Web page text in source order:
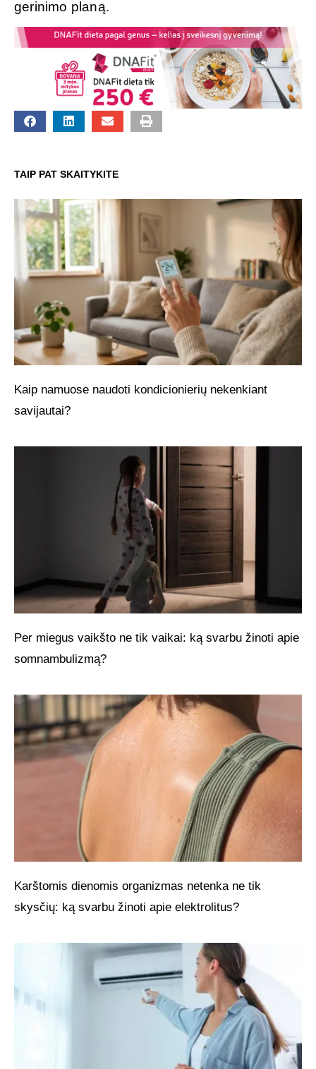
gerinimo planą.
TAIP PAT SKAITYKITE
Kaip namuose naudoti kondicionierių nekenkiant
savijautai?
Per miegus vaikšto ne tik vaikai: ką svarbu žinoti apie
somnambulizmą?
Karštomis dienomis organizmas netenka ne tik
skysčių: ką svarbu žinoti apie elektrolitus?